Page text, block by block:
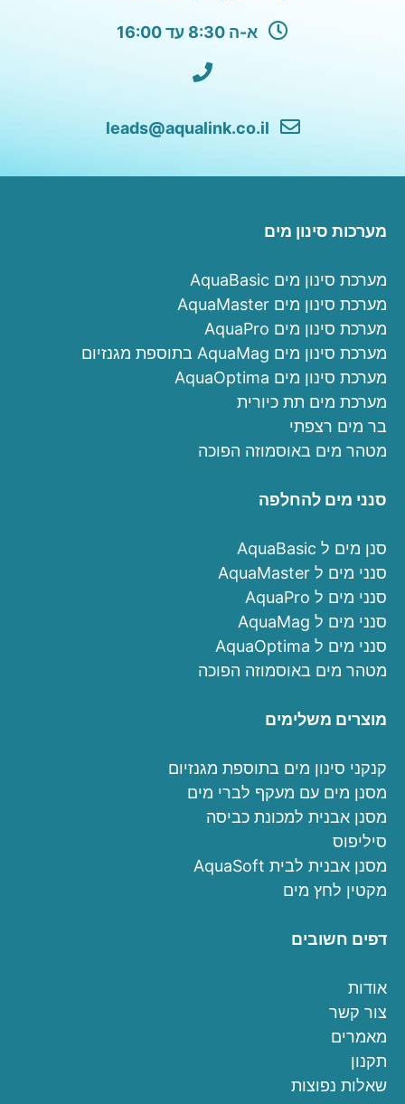
א-ה 8:30 עד 16:00
מערכות סינון מים
מערכת סינון מים AquaBasic
מערכת סינון מים AquaMaster
מערכת סינון מים AquaPro
מערכת סינון מים AquaMag בתוספת מגנזיום
מערכת סינון מים AquaOptima
מערכת מים תת כיורית
בר מים רצפתי
מטהר מים באוסמוזה הפוכה
סנני מים להחלפה
סנן מים ל AquaBasic
סנני מים ל AquaMaster
סנני מים ל AquaPro
סנני מים ל AquaMag
סנני מים ל AquaOptima
מטהר מים באוסמוזה הפוכה
מוצרים משלימים
קנקני סינון מים בתוספת מגנזיום
מסנן מים עם מעקף לברי מים
מסנן אבנית למכונת כביסה
סיליפוס
מסנן אבנית לבית AquaSoft
מקטין לחץ מים
דפים חשובים
אודות
צור קשר
מאמרים
תקנון
שאלות נפוצות